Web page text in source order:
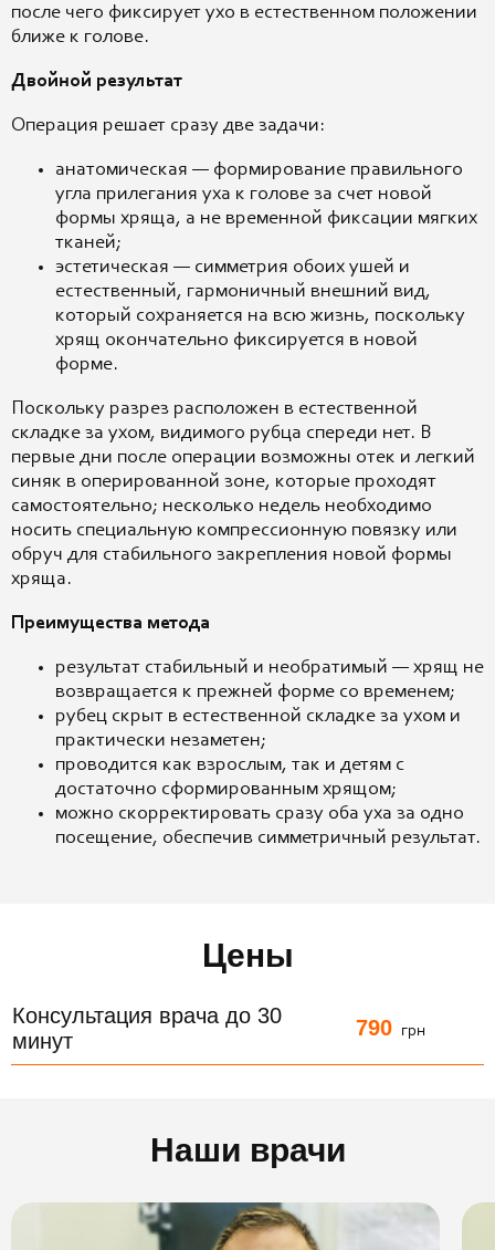
после чего фиксирует ухо в естественном положении
ближе к голове.
Двойной результат
Операция решает сразу две задачи:
анатомическая — формирование правильного
угла прилегания уха к голове за счет новой
формы хряща, а не временной фиксации мягких
тканей;
эстетическая — симметрия обоих ушей и
естественный, гармоничный внешний вид,
который сохраняется на всю жизнь, поскольку
хрящ окончательно фиксируется в новой
форме.
Поскольку разрез расположен в естественной
складке за ухом, видимого рубца спереди нет. В
первые дни после операции возможны отек и легкий
синяк в оперированной зоне, которые проходят
самостоятельно; несколько недель необходимо
носить специальную компрессионную повязку или
обруч для стабильного закрепления новой формы
хряща.
Преимущества метода
результат стабильный и необратимый — хрящ не
возвращается к прежней форме со временем;
рубец скрыт в естественной складке за ухом и
практически незаметен;
проводится как взрослым, так и детям с
достаточно сформированным хрящом;
можно скорректировать сразу оба уха за одно
посещение, обеспечив симметричный результат.
Цены
Консультация врача до 30
минут
790 грн
Наши врачи